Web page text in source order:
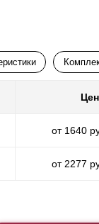
от 1640
от 2277